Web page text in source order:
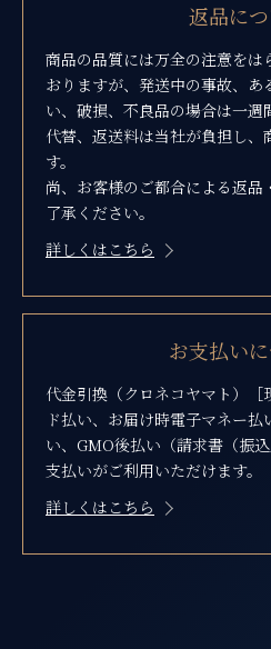
返品に
商品の品質には万全の注意をは
おりますが、発送中の事故、
い、破損、不良品の場合は一週
代替、返送料は当社が負担し、
す。
尚、お客様のご都合による返品
了承ください。
詳しくはこちら
お支払い
代金引換（クロネコヤマト）
ド払い、お届け時電子マネー
い、GMO後払い（請求書（振
支払いがご利用いただけます。
詳しくはこちら